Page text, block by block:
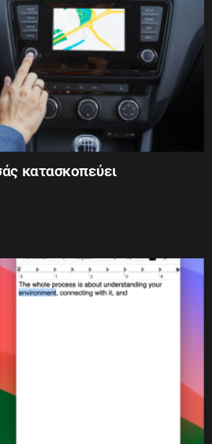
κατασκοπεύει